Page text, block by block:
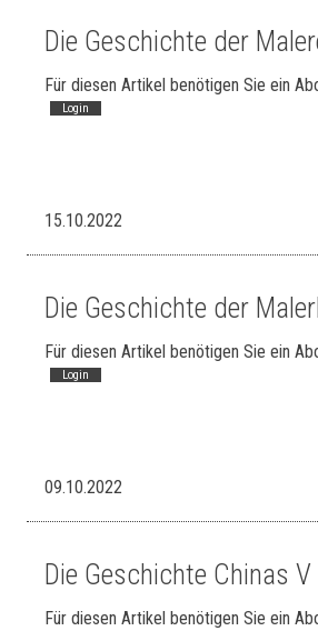
Die Geschichte der
Für diesen Artikel benötigen Sie ein
Login
15.10.2022
Die Geschichte der
Für diesen Artikel benötigen Sie ein
Login
09.10.2022
Die Geschichte Chinas V
Für diesen Artikel benötigen Sie ein